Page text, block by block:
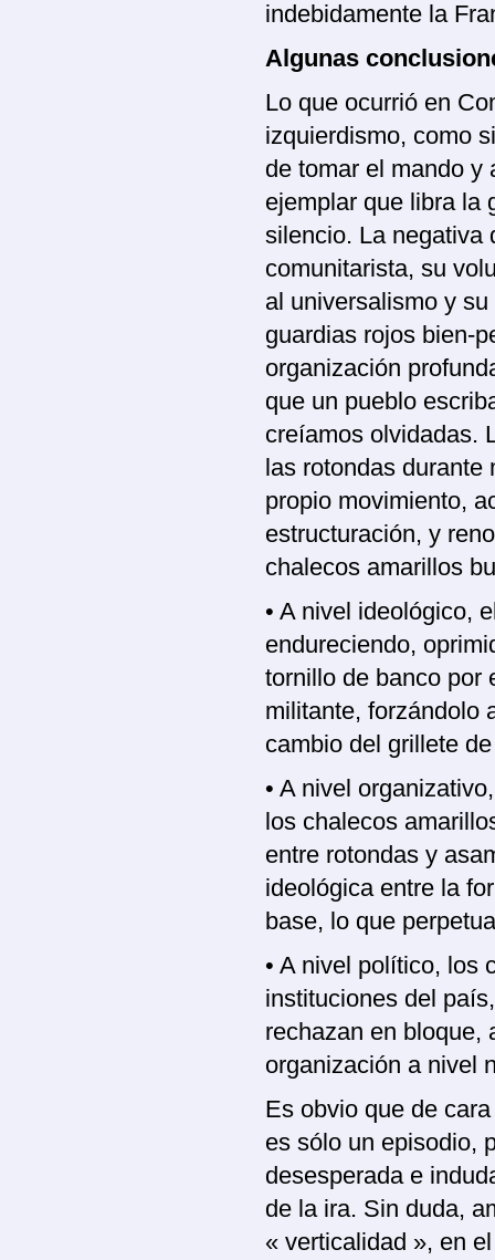
indebidamente la
Algunas
Lo que ocurrió en
izquierdismo, como
de tomar el mando y
ejemplar que libra la
silencio. La negativa
comunitarista, su
al universalismo y
guardias rojos bien-
organización
que un pueblo
creíamos olvidadas.
las rotondas
propio movimiento,
estructuración, y
chalecos amarillos
• A nivel ideológico,
endureciendo,
tornillo de banco por
militante, forzándolo
cambio del grillete
• A nivel
los chalecos
entre rotondas y
ideológica entre la
base, lo que
• A nivel político, los
instituciones del
rechazan en bloque,
organización a nivel
Es obvio que de
es sólo un episodio,
desesperada e
de la ira. Sin duda,
« verticalidad », en